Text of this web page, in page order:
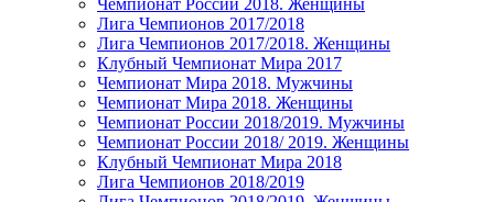
Чемпионат России 2018. Женщины
Лига Чемпионов 2017/2018
Лига Чемпионов 2017/2018. Женщины
Клубный Чемпионат Мира 2017
Чемпионат Мира 2018. Мужчины
Чемпионат Мира 2018. Женщины
Чемпионат России 2018/2019. Мужчины
Чемпионат России 2018/ 2019. Женщины
Клубный Чемпионат Мира 2018
Лига Чемпионов 2018/2019